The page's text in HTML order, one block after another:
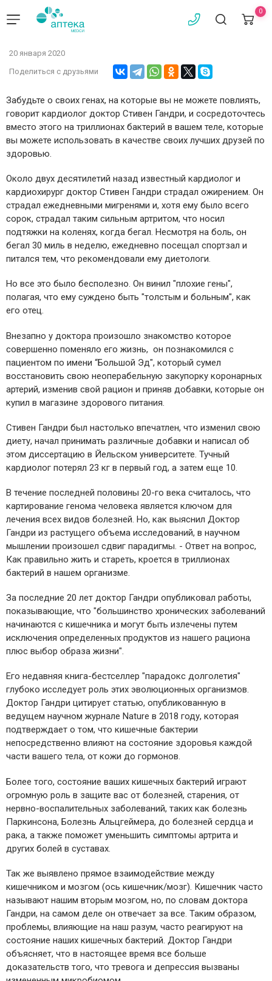
0
20 января 2020
Поделиться с друзьями
Забудьте о своих генах, на которые вы не можете повлиять,
говорит кардиолог доктор Стивен Гандри, и сосредоточтесь
вместо этого на триллионах бактерий в вашем теле, которые
вы можете использовать в качестве своих лучших друзей по
здоровью.
Около двух десятилетий назад известный кардиолог и
кардиохирург доктор Стивен Гандри страдал ожирением. Он
страдал ежедневными мигренями и, хотя ему было всего
сорок, страдал таким сильным артритом, что носил
подтяжки на коленях, когда бегал. Несмотря на боль, он
бегал 30 миль в неделю, ежедневно посещал спортзал и
питался тем, что рекомендовали ему диетологи.
Но все это было бесполезно. Он винил "плохие гены",
полагая, что ему суждено быть "толстым и больным", как
его отец.
Внезапно у доктора произошло знакомство которое
совершенно поменяло его жизнь, он познакомился с
пациентом по имени “Большой Эд", который сумел
восстановить свою неоперабельную закупорку коронарных
артерий, изменив свой рацион и приняв добавки, которые он
купил в магазине здорового питания.
Стивен Гандри был настолько впечатлен, что изменил свою
диету, начал принимать различные добавки и написал об
этом диссертацию в Йельском университете. Тучный
кардиолог потерял 23 кг в первый год, а затем еще 10.
В течение последней половины 20-го века считалось, что
картирование генома человека является ключом для
лечения всех видов болезней. Но, как выяснил Доктор
Гандри из растущего объема исследований, в научном
мышлении произошел сдвиг парадигмы. - Ответ на вопрос,
Как правильно жить и стареть, кроется в триллионах
бактерий в нашем организме.
За последние 20 лет доктор Гандри опубликовал работы,
показывающие, что "большинство хронических заболеваний
начинаются с кишечника и могут быть излечены путем
исключения определенных продуктов из нашего рациона
плюс выбор образа жизни".
Его недавняя книга-бестселлер "парадокс долголетия"
глубоко исследует роль этих эволюционных организмов.
Доктор Гандри цитирует статью, опубликованную в
ведущем научном журнале Nature в 2018 году, которая
подтверждает о том, что кишечные бактерии
непосредственно влияют на состояние здоровья каждой
части вашего тела, от кожи до гормонов.
Более того, состояние ваших кишечных бактерий играют
огромную роль в защите вас от болезней, старения, от
нервно-воспалительных заболеваний, таких как болезнь
Паркинсона, Болезнь Альцгеймера, до болезней сердца и
рака, а также поможет уменьшить симптомы артрита и
других болей в суставах.
Так же выявлено прямое взаимодействие между
кишечником и мозгом (ось кишечник/мозг). Кишечник часто
называют нашим вторым мозгом, но, по словам доктора
Гандри, на самом деле он отвечает за все. Таким образом,
проблемы, влияющие на наш разум, часто реагируют на
состояние наших кишечных бактерий. Доктор Гандри
объясняет, что в настоящее время все больше
доказательств того, что тревога и депрессия вызваны